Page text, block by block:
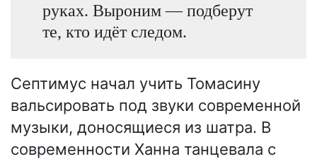
руках. Выроним — подберут
те, кто идёт следом.
Септимус начал учить Томасину
вальсировать под звуки современной
музыки, доносящиеся из шатра. В
современности Ханна танцевала с